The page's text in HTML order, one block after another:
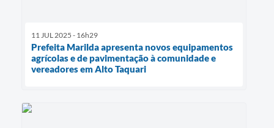
11 JUL 2025 - 16h29
Prefeita Marilda apresenta novos equipamentos
agrícolas e de pavimentação à comunidade e
vereadores em Alto Taquari